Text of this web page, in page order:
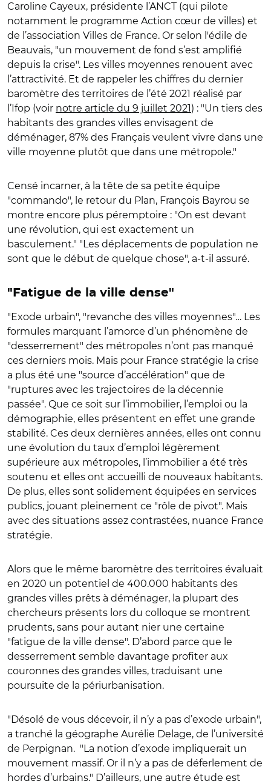
Caroline Cayeux, présidente l’ANCT (qui pilote
notamment le programme Action cœur de villes) et
de l’association Villes de France. Or selon l'édile de
Beauvais, "un mouvement de fond s’est amplifié
depuis la crise". Les villes moyennes renouent avec
l’attractivité. Et de rappeler les chiffres du dernier
baromètre des territoires de l’été 2021 réalisé par
l’Ifop (voir notre article du 9 juillet 2021) : "Un tiers des
habitants des grandes villes envisagent de
déménager, 87% des Français veulent vivre dans une
ville moyenne plutôt que dans une métropole."
Censé incarner, à la tête de sa petite équipe
"commando", le retour du Plan, François Bayrou se
montre encore plus péremptoire : "On est devant
une révolution, qui est exactement un
basculement." "Les déplacements de population ne
sont que le début de quelque chose", a-t-il assuré.
"Fatigue de la ville dense"
"Exode urbain", "revanche des villes moyennes"… Les
formules marquant l’amorce d’un phénomène de
"desserrement" des métropoles n’ont pas manqué
ces derniers mois. Mais pour France stratégie la crise
a plus été une "source d’accélération" que de
"ruptures avec les trajectoires de la décennie
passée". Que ce soit sur l’immobilier, l’emploi ou la
démographie, elles présentent en effet une grande
stabilité. Ces deux dernières années, elles ont connu
une évolution du taux d’emploi légèrement
supérieure aux métropoles, l’immobilier a été très
soutenu et elles ont accueilli de nouveaux habitants.
De plus, elles sont solidement équipées en services
publics, jouant pleinement ce "rôle de pivot". Mais
avec des situations assez contrastées, nuance France
stratégie.
Alors que le même baromètre des territoires évaluait
en 2020 un potentiel de 400.000 habitants des
grandes villes prêts à déménager, la plupart des
chercheurs présents lors du colloque se montrent
prudents, sans pour autant nier une certaine
"fatigue de la ville dense". D’abord parce que le
desserrement semble davantage profiter aux
couronnes des grandes villes, traduisant une
poursuite de la périurbanisation.
"Désolé de vous décevoir, il n’y a pas d’exode urbain",
a tranché la géographe Aurélie Delage, de l’université
de Perpignan. "La notion d’exode impliquerait un
mouvement massif. Or il n’y a pas de déferlement de
hordes d’urbains." D’ailleurs, une autre étude est